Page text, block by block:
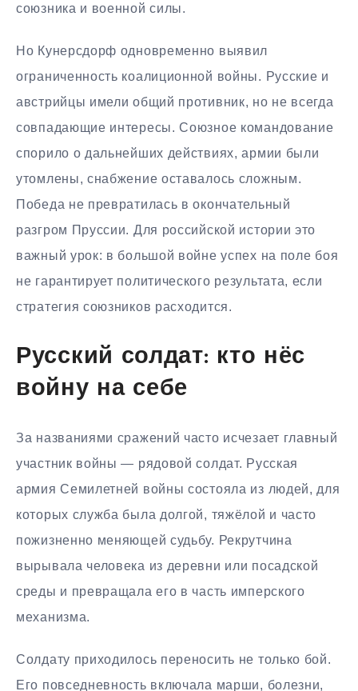
союзника и военной силы.
Но Кунерсдорф одновременно выявил
ограниченность коалиционной войны. Русские и
австрийцы имели общий противник, но не всегда
совпадающие интересы. Союзное командование
спорило о дальнейших действиях, армии были
утомлены, снабжение оставалось сложным.
Победа не превратилась в окончательный
разгром Пруссии. Для российской истории это
важный урок: в большой войне успех на поле боя
не гарантирует политического результата, если
стратегия союзников расходится.
Русский солдат: кто нёс
войну на себе
За названиями сражений часто исчезает главный
участник войны — рядовой солдат. Русская
армия Семилетней войны состояла из людей, для
которых служба была долгой, тяжёлой и часто
пожизненно меняющей судьбу. Рекрутчина
вырывала человека из деревни или посадской
среды и превращала его в часть имперского
механизма.
Солдату приходилось переносить не только бой.
Его повседневность включала марши, болезни,